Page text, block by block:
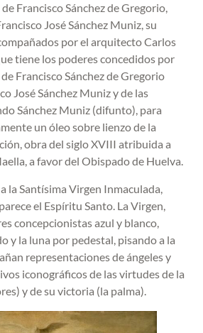
Francisco Sánchez de Gregorio,
José Sánchez Muniz, su
por el arquitecto Carlos
tiene los poderes concedidos por
Francisco Sánchez de Gregorio
José Sánchez Muniz y de las
Sánchez Muniz (difunto), para
un óleo sobre lienzo de la
obra del siglo XVIII atribuida a
a favor del Obispado de Huelva.
la Santísima Virgen Inmaculada,
el Espíritu Santo. La Virgen,
concepcionistas azul y blanco,
y la luna por pedestal, pisando a la
representaciones de ángeles y
iconográficos de las virtudes de la
y de su victoria (la palma).